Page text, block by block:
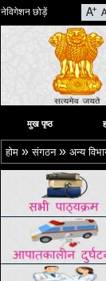
नेविगेशन छोड़ें
मुख पृष्ठ
होम»संगठन» अन्य